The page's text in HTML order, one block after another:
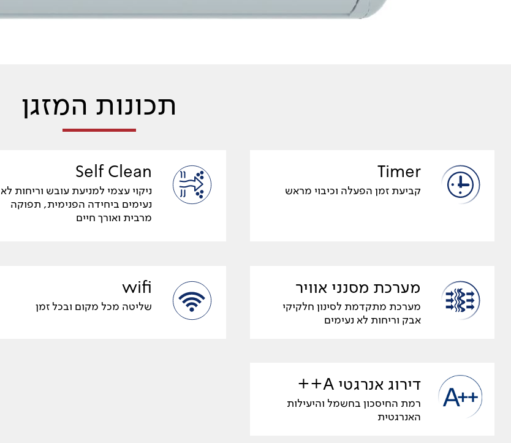
תכונות המזגן
Timer
קביעת זמן הפעלה וכיבוי מראש
Self Clean
ניקוי עצמי למניעת עובש וריחות לא
נעימים ביחידה הפנימית, תפוקה
מרבית ואורך חיים
מערכת מסנני אוויר
מערכת מתקדמת לסינון חלקיקי
אבק וריחות לא נעימים
wifi
שליטה מכל מקום ובכל זמן
דירוג אנרגטי A++
רמת החיסכון בחשמל והיעילות
האנרגטית